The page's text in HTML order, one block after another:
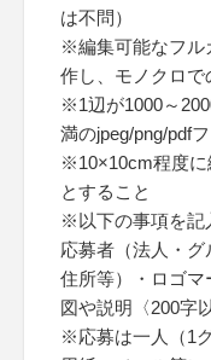
は不問）
※編集可能なフル
作し、モノクロで
※1辺が1000～
満のjpeg/png/pdf
※10×10cm程度に
とすること
※以下の事項を記
応募者（法人・グ
住所等）・ロゴ
図や説明〈200字
※応募は一人（1